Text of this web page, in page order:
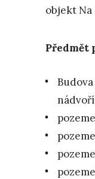
objekt Na
Předmět